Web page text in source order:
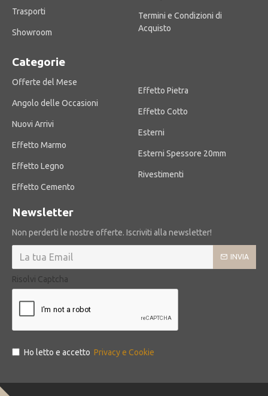
Trasporti
Showroom
Termini e Condizioni di
Acquisto
Categorie
Offerte del Mese
Angolo delle Occasioni
Nuovi Arrivi
Effetto Marmo
Effetto Legno
Effetto Cemento
Effetto Pietra
Effetto Cotto
Esterni
Esterni Spessore 20mm
Rivestimenti
Newsletter
Non perderti le nostre offerte. Iscriviti alla newsletter!
INVIA
Risolvi Captcha
Ho letto e accetto Privacy e Cookie